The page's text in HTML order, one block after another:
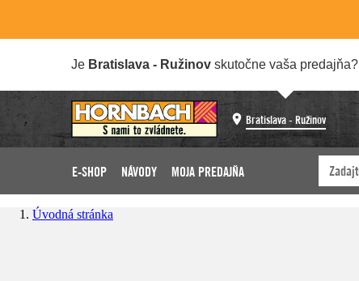
Je Bratislava - Ružinov skutočne vaša predajňa?
Bratislava - Ružinov
E-SHOP NÁVODY MOJA PREDAJŇA
Úvodná stránka